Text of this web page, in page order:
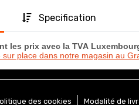
Specification
les prix avec la TVA
place dans notre magasin au
des cookies Modalité de